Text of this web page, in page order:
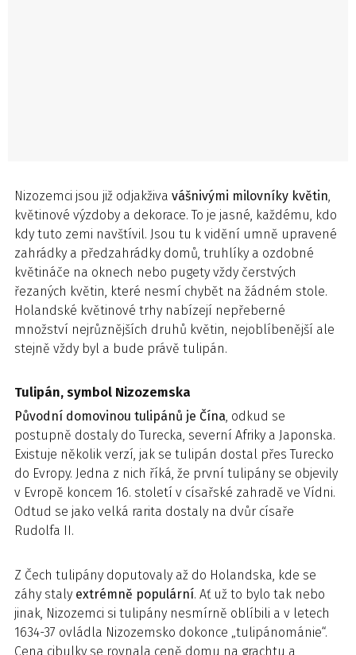
Nizozemci jsou již odjakživa vášnivými milovníky květin,
květinové výzdoby a dekorace. To je jasné, každému, kdo
kdy tuto zemi navštívil. Jsou tu k vidění umně upravené
zahrádky a předzahrádky domů, truhlíky a ozdobné
květináče na oknech nebo pugety vždy čerstvých
řezaných květin, které nesmí chybět na žádném stole.
Holandské květinové trhy nabízejí nepřeberné
množství nejrůznějších druhů květin, nejoblíbenější ale
stejně vždy byl a bude právě tulipán.
Tulipán, symbol Nizozemska
Původní domovinou tulipánů je Čína, odkud se
postupně dostaly do Turecka, severní Afriky a Japonska.
Existuje několik verzí, jak se tulipán dostal přes Turecko
do Evropy. Jedna z nich říká, že první tulipány se objevily
v Evropě koncem 16. století v císařské zahradě ve Vídni.
Odtud se jako velká rarita dostaly na dvůr císaře
Rudolfa II.
Z Čech tulipány doputovaly až do Holandska, kde se
záhy staly extrémně populární. Ať už to bylo tak nebo
jinak, Nizozemci si tulipány nesmírně oblíbili a v letech
1634-37 ovládla Nizozemsko dokonce „tulipánománie“.
Cena cibulky se rovnala ceně domu na grachtu a